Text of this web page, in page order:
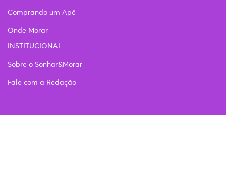
Comprando um Apê
Onde Morar
INSTITUCIONAL
Sobre o Sonhar&Morar
Fale com a Redação